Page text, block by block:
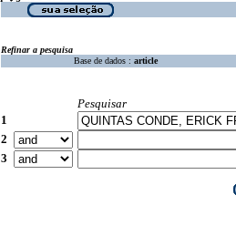
Refinar a pesquisa
Base de dados : article
Pesquisar
1
2
3